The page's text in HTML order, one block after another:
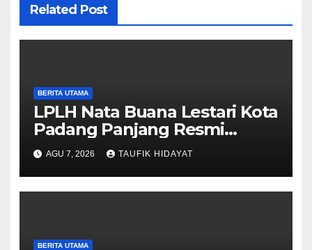
Related Post
BERITA UTAMA
LPLH Nata Buana Lestari Kota
Padang Panjang Resmi
Dilantik, Diharapkan Perkuat
Sinergi Pelestarian
Lingkungan
AGU 7, 2026 TAUFIK HIDAYAT
BERITA UTAMA